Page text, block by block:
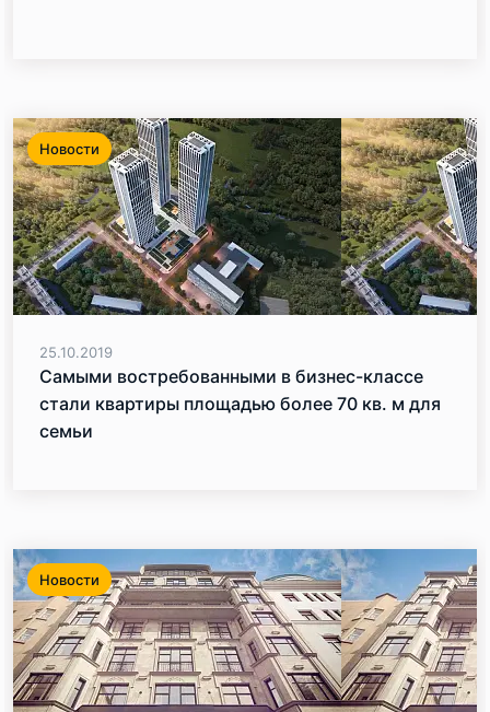
Новости
25.10.2019
Самыми востребованными в бизнес-классе
стали квартиры площадью более 70 кв. м для
семьи
Новости